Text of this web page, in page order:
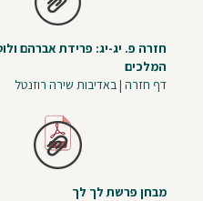
חזרה פ. יג-יג: פרידת אברהם
המלכים
דף חזרה | באדיבות שירה רוזנטל
מבחן פרשת לך לך